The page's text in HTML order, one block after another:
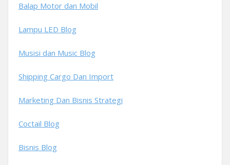
Balap Motor dan Mobil
Lampu LED Blog
Musisi dan Music Blog
Shipping Cargo Dan Import
Marketing Dan Bisnis Strategi
Coctail Blog
Bisnis Blog